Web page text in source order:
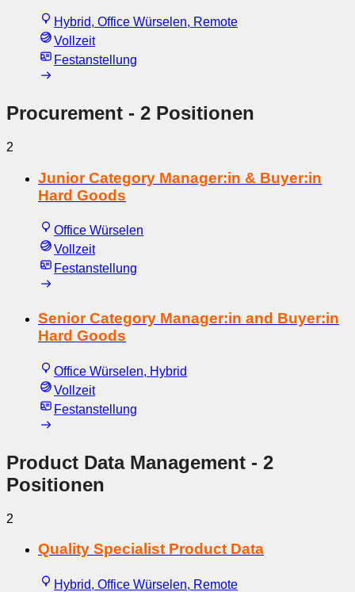
Hybrid, Office Würselen, Remote
Vollzeit
Festanstellung
Procurement - 2 Positionen
2
Junior Category Manager:in & Buyer:in
Hard Goods
Office Würselen
Vollzeit
Festanstellung
Senior Category Manager:in and Buyer:in
Hard Goods
Office Würselen, Hybrid
Vollzeit
Festanstellung
Product Data Management - 2
Positionen
2
Quality Specialist Product Data
Hybrid, Office Würselen, Remote